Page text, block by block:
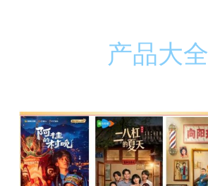
产品大全